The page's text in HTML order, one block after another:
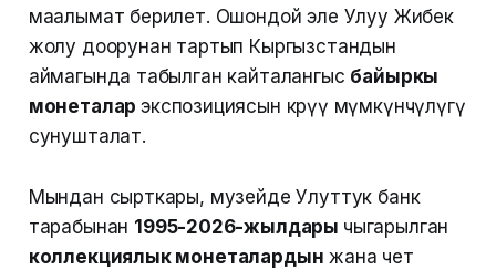
маалымат берилет. Ошондой эле Улуу Жибек
жолу доорунан тартып Кыргызстандын
аймагында табылган кайталангыс байыркы
монеталарэкспозициясын көрүү мүмкүнчүлүгү
сунушталат.
Мындан сырткары, музейде Улуттук банк
тарабынан 1995-2026-жылдары чыгарылган
коллекциялык монеталардын жана чет